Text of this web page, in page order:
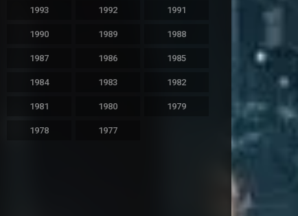
1993 1992 1991
1990 1989 1988
1987 1986 1985
1984 1983 1982
1981 1980 1979
1978 1977